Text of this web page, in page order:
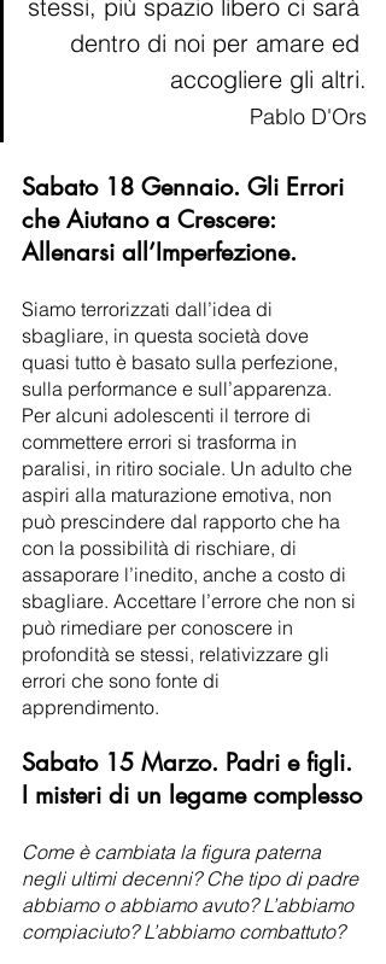
stessi, più spazio libero ci sarà
dentro di noi per amare ed
accogliere gli altri.
Pablo D'Ors
Sabato 18 Gennaio. Gli Errori
che Aiutano a Crescere:
Allenarsi all’Imperfezione.
Siamo terrorizzati dall’idea di
sbagliare, in questa società dove
quasi tutto è basato sulla perfezione,
sulla performance e sull’apparenza.
Per alcuni adolescenti il terrore di
commettere errori si trasforma in
paralisi, in ritiro sociale. Un adulto che
aspiri alla maturazione emotiva, non
può prescindere dal rapporto che ha
con la possibilità di rischiare, di
assaporare l’inedito, anche a costo di
sbagliare. Accettare l’errore che non si
può rimediare per conoscere in
profondità se stessi, relativizzare gli
errori che sono fonte di
apprendimento.
Sabato 15 Marzo. Padri e figli.
I misteri di un legame complesso
Come è cambiata la figura paterna
negli ultimi decenni? Che tipo di padre
abbiamo o abbiamo avuto? L’abbiamo
compiaciuto? L’abbiamo combattuto?